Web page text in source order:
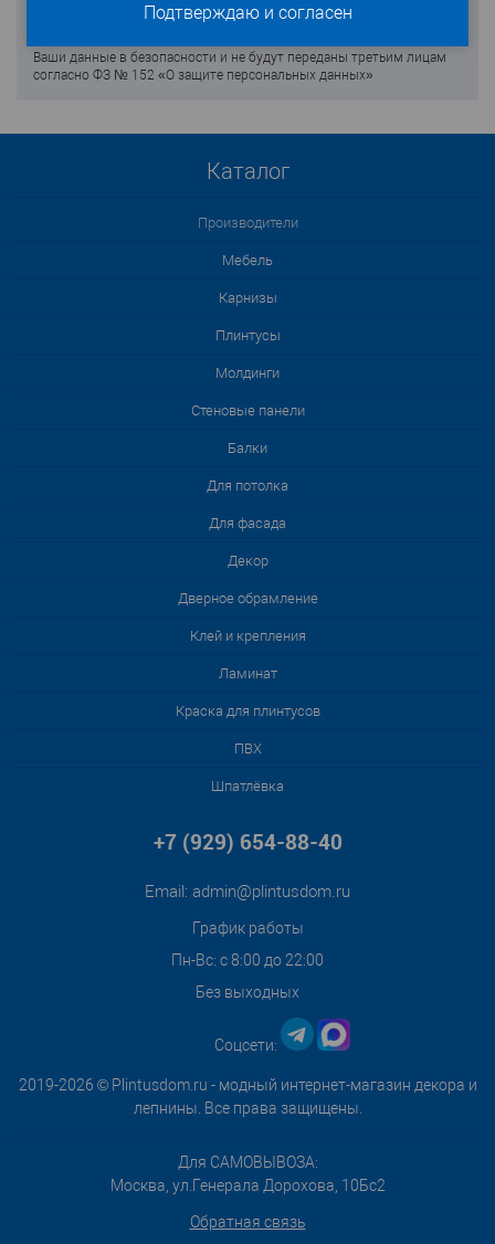
Ваши данные в безопасности и не будут переданы третьим лицам
согласно ФЗ № 152 «О защите персональных данных»
Каталог
Производители
Мебель
Карнизы
Плинтусы
Молдинги
Стеновые панели
Балки
Для потолка
Для фасада
Декор
Дверное обрамление
Клей и крепления
Ламинат
Краска для плинтусов
ПВХ
Шпатлёвка
2019-2026 © Plintusdom.ru - модный интернет-магазин декора и
лепнины. Все права защищены.
Для САМОВЫВОЗА:
Москва, ул.Генерала Дорохова, 10Бс2
Обратная связь
+7 (929) 654-88-40
Email: admin@plintusdom.ru
График работы
Пн-Вс: с 8:00 до 22:00
Без выходных
Соцсети:
Подтверждаю и согласен